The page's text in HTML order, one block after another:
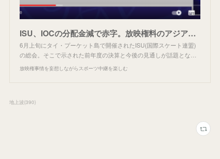
ISU、IOCの分配金減で赤字。放映権料のアジア依存も明らかに。
6月上旬にタイ・プーケット島で開催されたISU(国際スケート連盟)
の総会。そこで示された前年度の決算と今後の見通しが話題とな…
放映権事情を妄想しながらスポーツ中継を楽しむ
地上波(390)